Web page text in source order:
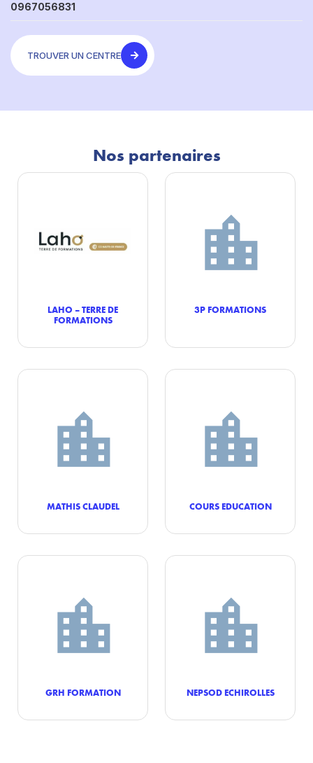
0967056831
TROUVER UN CENTRE
Nos partenaires
LAHO – TERRE DE
FORMATIONS
3P FORMATIONS
MATHIS CLAUDEL COURS EDUCATION
GRH FORMATION NEPSOD ECHIROLLES